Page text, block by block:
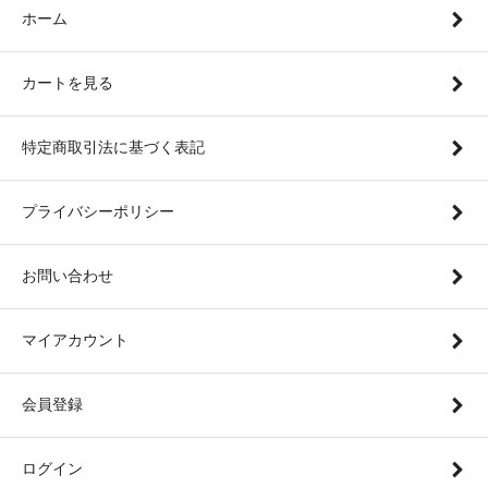
ホーム
カートを見る
特定商取引法に基づく表記
プライバシーポリシー
お問い合わせ
マイアカウント
会員登録
ログイン